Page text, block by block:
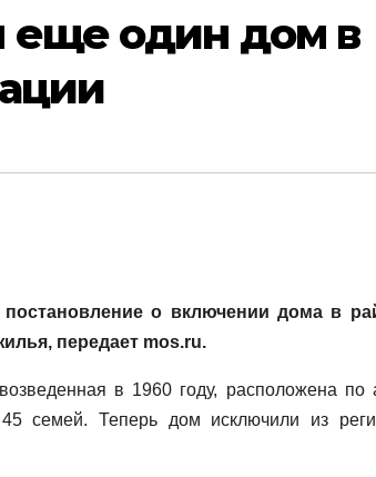
еще один дом в
о включении дома в
передает mos.ru.
в 1960 году, расположена по
семей. Теперь дом исключили из